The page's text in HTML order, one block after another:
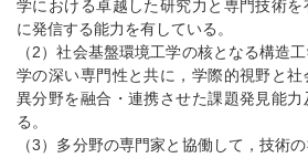
学における卓越した研究力と専門技術
に発信する能力を有している。
（2）社会基盤環境工学の核となる構造
学の深い専門性と共に，学際的視野と社
異分野を融合・連携させた課題発見能
る。
（3）多分野の専門家と協働して，技術